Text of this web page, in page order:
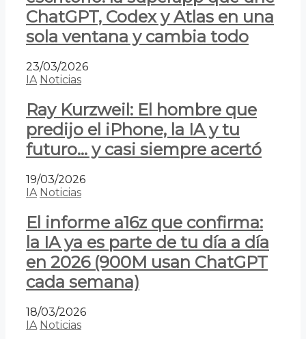
ChatGPT, Codex y Atlas en una
sola ventana y cambia todo
23/03/2026
IA Noticias
Ray Kurzweil: El hombre que
predijo el iPhone, la IA y tu
futuro… y casi siempre acertó
19/03/2026
IA Noticias
El informe a16z que confirma:
la IA ya es parte de tu día a día
en 2026 (900M usan ChatGPT
cada semana)
18/03/2026
IA Noticias